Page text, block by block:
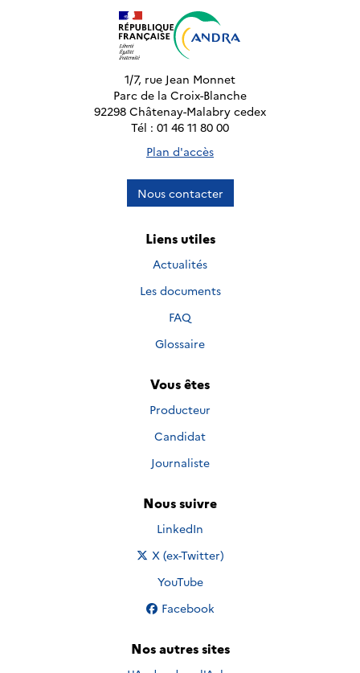
1/7, rue Jean Monnet
Parc de la Croix-Blanche
92298 Châtenay-Malabry cedex
Tél : 01 46 11 80 00
Plan d'accès
Nous contacter
Liens utiles
Actualités
Les documents
FAQ
Glossaire
Vous êtes
Producteur
Candidat
Journaliste
Nous suivre
Nous suivre sur
LinkedIn
Nous suivre sur
X (ex-Twitter)
Nous suivre sur
YouTube
Nous suivre sur
Facebook
Nos autres sites